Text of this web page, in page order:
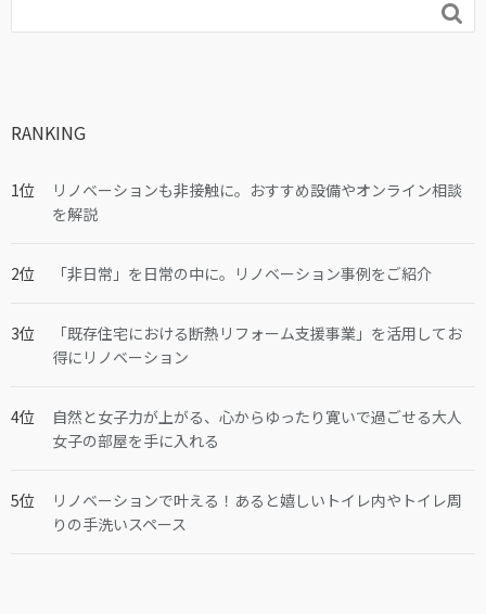

RANKING
リノベーションも非接触に。おすすめ設備やオンライン相談
を解説
「非日常」を日常の中に。リノベーション事例をご紹介
「既存住宅における断熱リフォーム支援事業」を活用してお
得にリノベーション
自然と女子力が上がる、心からゆったり寛いで過ごせる大人
女子の部屋を手に入れる
リノベーションで叶える！あると嬉しいトイレ内やトイレ周
りの手洗いスペース